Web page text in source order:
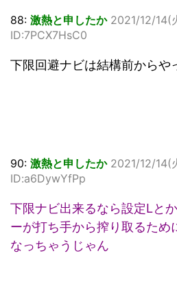
88: 激熱と申したか 2021/12/14(
ID:7PCX7HsC0
下限回避ナビは結構前からや
90: 激熱と申したか 2021/12/14(
ID:a6DywYfPp
下限ナビ出来るなら設定Lと
ーが打ち手から搾り取るため
なっちゃうじゃん